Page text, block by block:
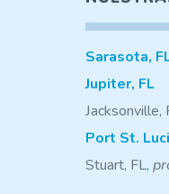
Sarasota,
Jupiter, FL
Jacksonville,
Port St.
Stuart, FL,